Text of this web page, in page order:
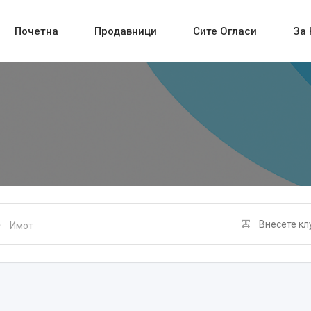
Почетна Продавници Сите Огласи За